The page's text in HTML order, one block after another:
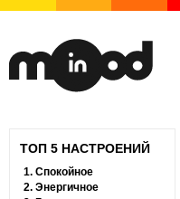
ТОП 5 НАСТРОЕНИЙ
1. Спокойное
2. Энергичное